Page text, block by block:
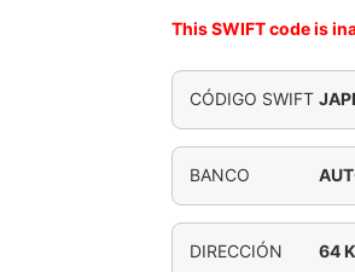
This SWIFT code is
CÓDIGO SWIFT
BANCO
DIRECCIÓN 64